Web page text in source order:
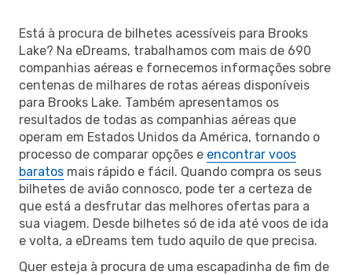
Está à procura de bilhetes acessíveis para Brooks
Lake? Na eDreams, trabalhamos com mais de 690
companhias aéreas e fornecemos informações sobre
centenas de milhares de rotas aéreas disponíveis
para Brooks Lake. Também apresentamos os
resultados de todas as companhias aéreas que
operam em Estados Unidos da América, tornando o
processo de comparar opções e encontrar voos
baratos mais rápido e fácil. Quando compra os seus
bilhetes de avião connosco, pode ter a certeza de
que está a desfrutar das melhores ofertas para a
sua viagem. Desde bilhetes só de ida até voos de ida
e volta, a eDreams tem tudo aquilo de que precisa.
Quer esteja à procura de uma escapadinha de fim de